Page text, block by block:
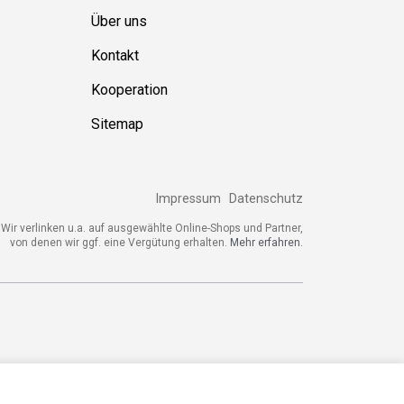
verlinken u.a. auf ausgewählte Online-Shops und Partner,